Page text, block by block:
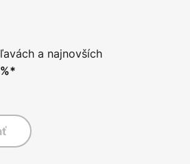
a najnovších